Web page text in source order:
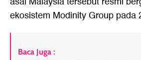
ekosistem Modinity Group pada
Baca Juga :